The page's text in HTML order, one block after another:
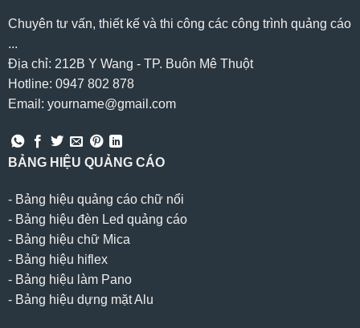
Chuyên tư vấn, thiết kế và thi công các công trình quảng cáo
...
Địa chỉ: 212B Y Wang - TP. Buôn Mê Thuột
Hotline: 0947 802 878
Email: yourname@gmail.com
BẢNG HIỆU QUẢNG CÁO
- Bảng hiệu quảng cáo chữ nổi
- Bảng hiệu đèn Led quảng cáo
- Bảng hiệu chữ Mica
- Bảng hiệu hiflex
- Bảng hiệu làm Pano
- Bảng hiệu dựng mặt Alu